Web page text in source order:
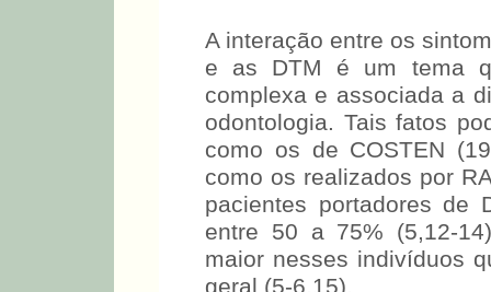
A interação entre os
e as DTM é um tema
complexa e associada a
odontologia. Tais fatos
como os de COSTEN
como os realizados por
pacientes portadores de
entre 50 a 75% (5,12-
maior nesses indivíduos
geral (5-6,15).